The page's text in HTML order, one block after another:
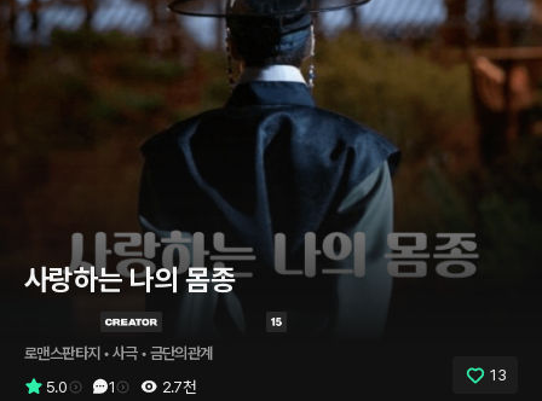
사랑하는 나의 몸종
로맨스판타지 • 사극 • 금단의관계
5.0
1 2.7천
13